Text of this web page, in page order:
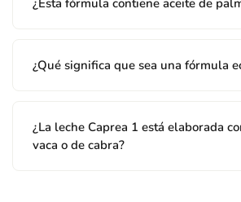
¿Esta fórmula contiene aceite de
¿Qué significa que sea una fórmula
¿La leche Caprea 1 está elaborada
vaca o de cabra?